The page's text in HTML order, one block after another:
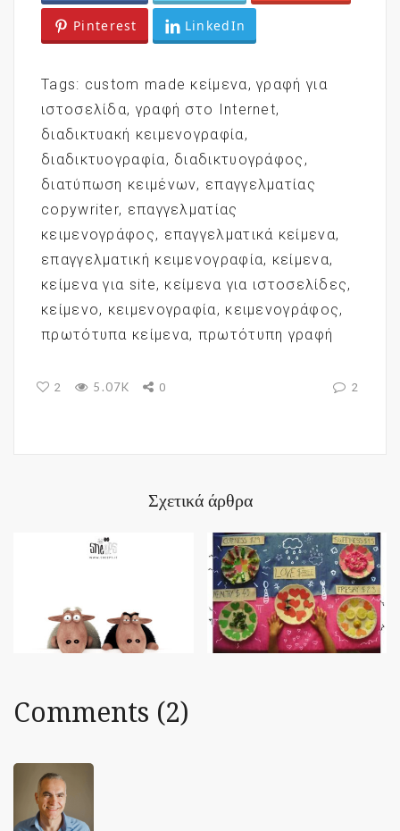
Pinterest LinkedIn
Tags: custom made κείμενα,γραφή για
ιστοσελίδα, γραφή στο Internet,
διαδικτυακή κειμενογραφία,
διαδικτυογραφία, διαδικτυογράφος ,
διατύπωση κειμένων, επαγγελματίας
copywriter, επαγγελματίας
κειμενογράφος, επαγγελματικά κείμενα,
επαγγελματική κειμενογραφία, κείμενα,
κείμενα για site, κείμενα για ιστοσελίδες,
κείμενο, κειμενογραφία, κειμενογράφος,
πρωτότυπα κείμενα, πρωτότυπη γραφή
2 5.07K 0 2
Σχετικά άρθρα
Comments (2)